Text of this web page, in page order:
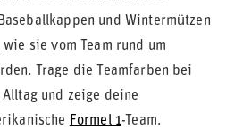
und Wintermützen
sie vom Team rund um
Trage die Teamfarben bei
und zeige deine
Formel 1-Team.